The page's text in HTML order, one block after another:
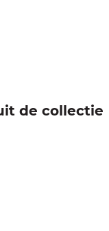
de collectie